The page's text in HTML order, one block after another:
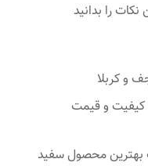
را بدانید
و کربلا
کیفیت و قیمت
بهترین محصول سفید